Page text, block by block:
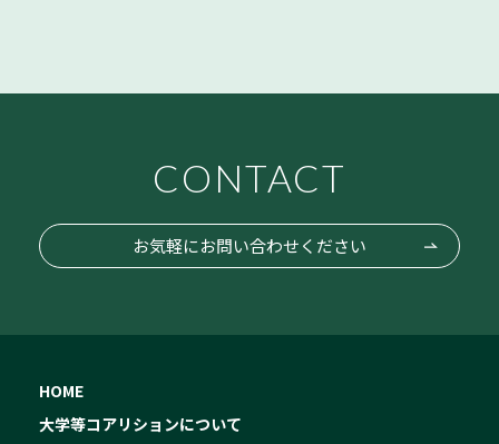
CONTACT
お気軽にお問い合わせください
HOME
大学等コアリションについて